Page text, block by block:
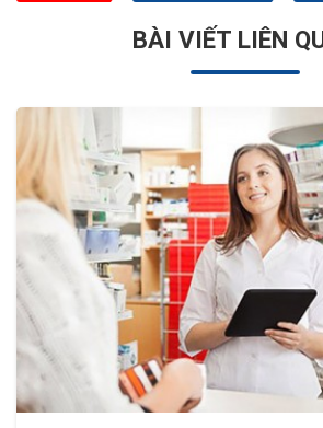
BÀI VIẾT LIÊN